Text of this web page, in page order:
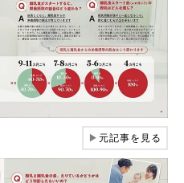
▶元記事を見る